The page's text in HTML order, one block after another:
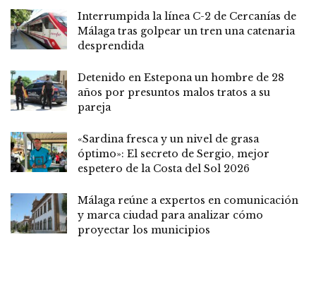
Interrumpida la línea C-2 de Cercanías de
Málaga tras golpear un tren una catenaria
desprendida
Detenido en Estepona un hombre de 28
años por presuntos malos tratos a su
pareja
«Sardina fresca y un nivel de grasa
óptimo»: El secreto de Sergio, mejor
espetero de la Costa del Sol 2026
Málaga reúne a expertos en comunicación
y marca ciudad para analizar cómo
proyectar los municipios